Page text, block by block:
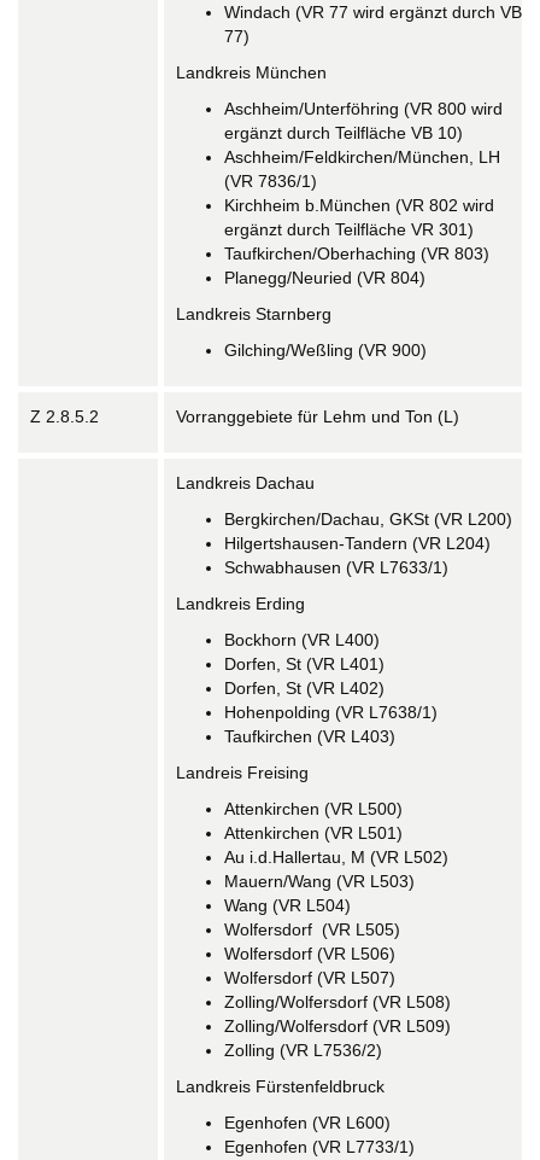
Windach (VR 77 wird ergänzt durch VB
77)
Landkreis München
Aschheim/Unterföhring (VR 800 wird
ergänzt durch Teilfläche VB 10)
Aschheim/Feldkirchen/München, LH
(VR 7836/1)
Kirchheim b.München (VR 802 wird
ergänzt durch Teilfläche VR 301)
Taufkirchen/Oberhaching (VR 803)
Planegg/Neuried (VR 804)
Landkreis Starnberg
Gilching/Weßling (VR 900)
Z 2.8.5.2 Vorranggebiete für Lehm und Ton (L)
Landkreis Dachau
Bergkirchen/Dachau, GKSt (VR L200)
Hilgertshausen-Tandern (VR L204)
Schwabhausen (VR L7633/1)
Landkreis Erding
Bockhorn (VR L400)
Dorfen, St (VR L401)
Dorfen, St (VR L402)
Hohenpolding (VR L7638/1)
Taufkirchen (VR L403)
Landreis Freising
Attenkirchen (VR L500)
Attenkirchen (VR L501)
Au i.d.Hallertau, M (VR L502)
Mauern/Wang (VR L503)
Wang (VR L504)
Wolfersdorf (VR L505)
Wolfersdorf (VR L506)
Wolfersdorf (VR L507)
Zolling/Wolfersdorf (VR L508)
Zolling/Wolfersdorf (VR L509)
Zolling (VR L7536/2)
Landkreis Fürstenfeldbruck
Egenhofen (VR L600)
Egenhofen (VR L7733/1)